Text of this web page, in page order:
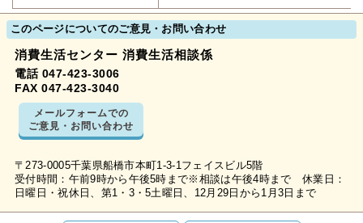
このページについてのご意見・お問い合わせ
消費生活センター 消費生活相談係
電話 047-423-3006
FAX 047-423-3040
メールフォームでの
ご意見・お問い合わせ
〒273-0005千葉県船橋市本町1-3-1フェイスビル5階
受付時間：午前9時から午後5時まで※相談は午後4時まで 休業日：
日曜日・祝休日、第1・3・5土曜日、12月29日から1月3日まで